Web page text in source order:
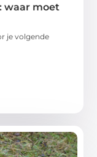
waar moet
je volgende